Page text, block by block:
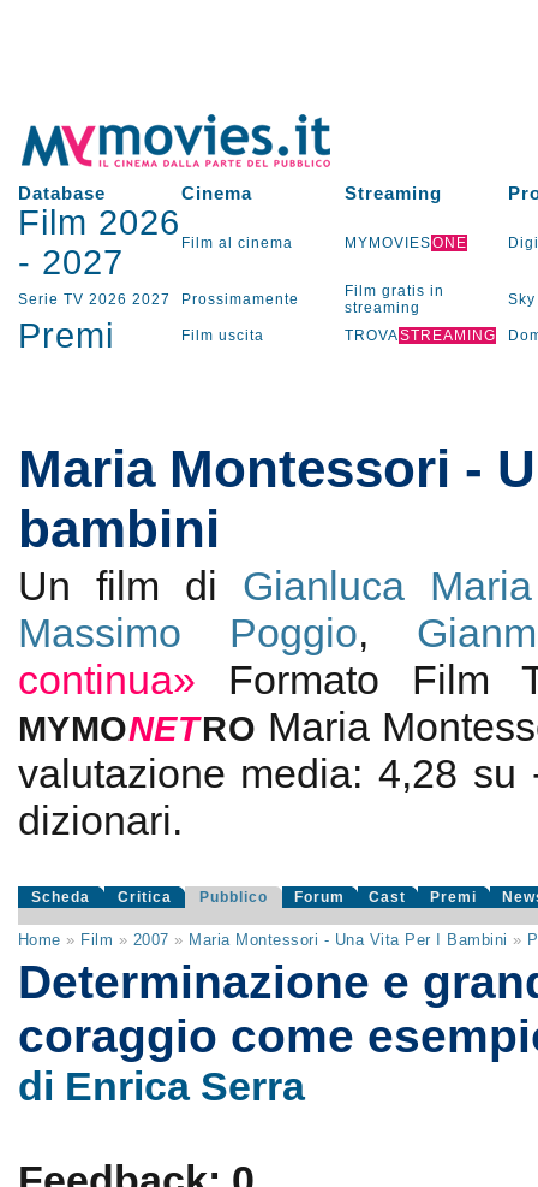
Database Cinema Streaming
Film 2026
- 2027 Film al cinema MYMOVIESONE
Serie TV 2026 2027 Prossimamente
Film gratis in
streaming
Sky
Premi Film uscita TROVASTREAMING
Maria Montessori -
bambini
Un film di Gianluca
Massimo Poggio,
continua»
Formato Film
MYMONETRO Maria
valutazione media:4,28 su
dizionari.
Scheda Critica Pubblico Forum Cast Premi
Home » Film » 2007 » Maria Montessori - Una Vita Per I Bambini »
Determinazione e
coraggio come
di Enrica Serra